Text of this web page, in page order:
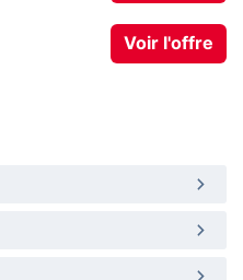
Voir l'offre